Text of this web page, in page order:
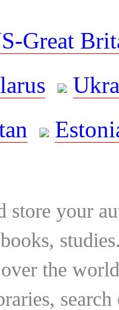
Great
store your
the